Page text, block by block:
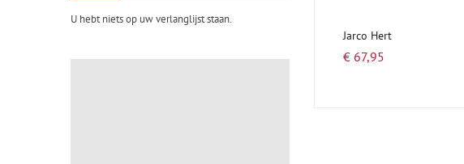
Jarco Hert
€ 67,95
U hebt niets op uw verlanglijst staan.